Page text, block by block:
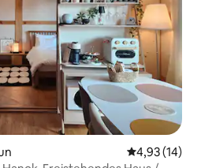
4,93 (14)